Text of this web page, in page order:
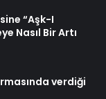
“Aşk-I
Nasıl Bir Artı
verdiği